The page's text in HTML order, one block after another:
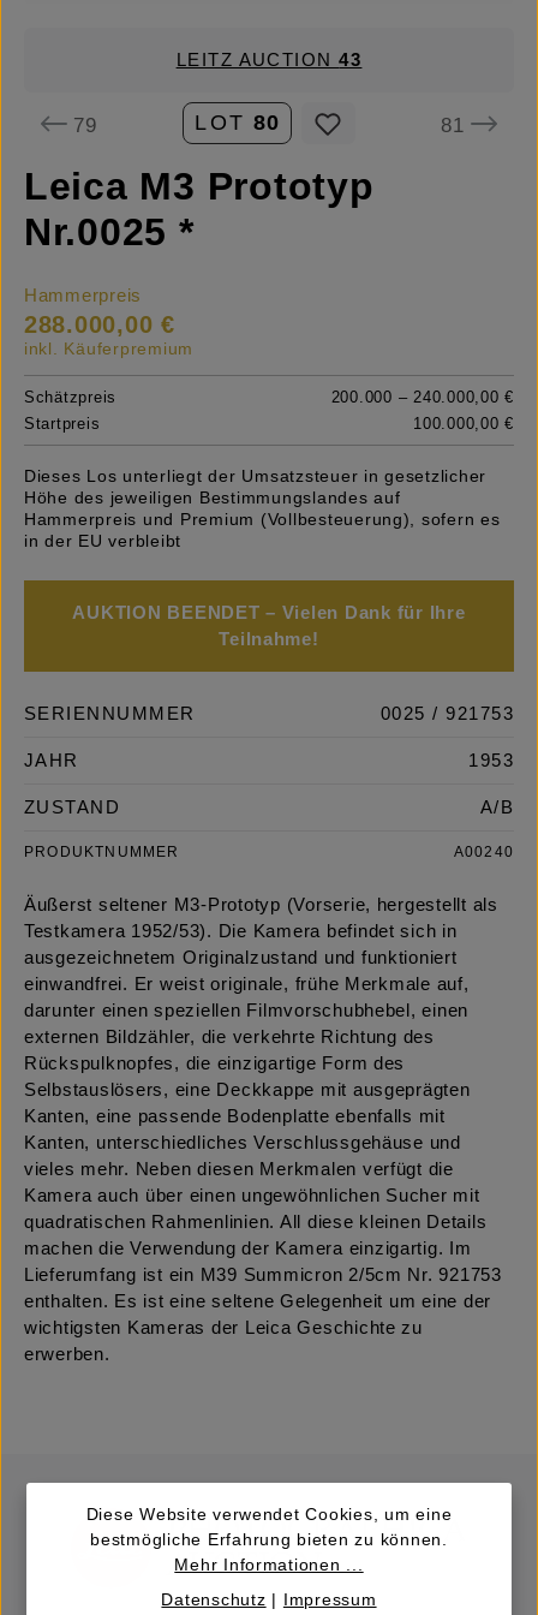
LEITZ AUCTION43
79 LOT 80 81
Leica M3 Prototyp
Nr.0025 *
Hammerpreis
288.000,00 €
inkl. Käuferpremium
Schätzpreis
200.000 – 240.000,00 €
Startpreis
100.000,00 €
Dieses Los unterliegt der Umsatzsteuer in gesetzlicher
Höhe des jeweiligen Bestimmungslandes auf
Hammerpreis und Premium (Vollbesteuerung), sofern es
in der EU verbleibt
AUKTION BEENDET – Vielen Dank für Ihre
Teilnahme!
SERIENNUMMER 0025 / 921753
JAHR 1953
ZUSTAND A/B
PRODUKTNUMMER A00240
Äußerst seltener M3-Prototyp (Vorserie, hergestellt als
Testkamera 1952/53). Die Kamera befindet sich in
ausgezeichnetem Originalzustand und funktioniert
einwandfrei. Er weist originale, frühe Merkmale auf,
darunter einen speziellen Filmvorschubhebel, einen
externen Bildzähler, die verkehrte Richtung des
Rückspulknopfes, die einzigartige Form des
Selbstauslösers, eine Deckkappe mit ausgeprägten
Kanten, eine passende Bodenplatte ebenfalls mit
Kanten, unterschiedliches Verschlussgehäuse und
vieles mehr. Neben diesen Merkmalen verfügt die
Kamera auch über einen ungewöhnlichen Sucher mit
quadratischen Rahmenlinien. All diese kleinen Details
machen die Verwendung der Kamera einzigartig. Im
Lieferumfang ist ein M39 Summicron 2/5cm Nr. 921753
enthalten. Es ist eine seltene Gelegenheit um eine der
wichtigsten Kameras der Leica Geschichte zu
erwerben.
Diese Website verwendet Cookies, um eine
bestmögliche Erfahrung bieten zu können.
Mehr Informationen ...
Datenschutz | Impressum